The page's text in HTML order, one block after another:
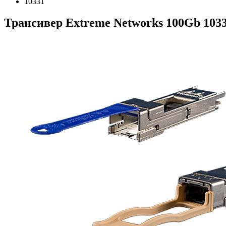
Трансивер Extreme Networks 100Gb